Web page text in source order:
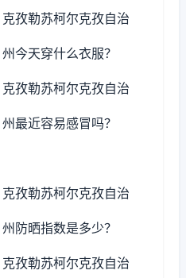
克孜勒苏柯尔克孜自治
州今天穿什么衣服？
克孜勒苏柯尔克孜自治
州最近容易感冒吗？
克孜勒苏柯尔克孜自治
州防晒指数是多少？
克孜勒苏柯尔克孜自治